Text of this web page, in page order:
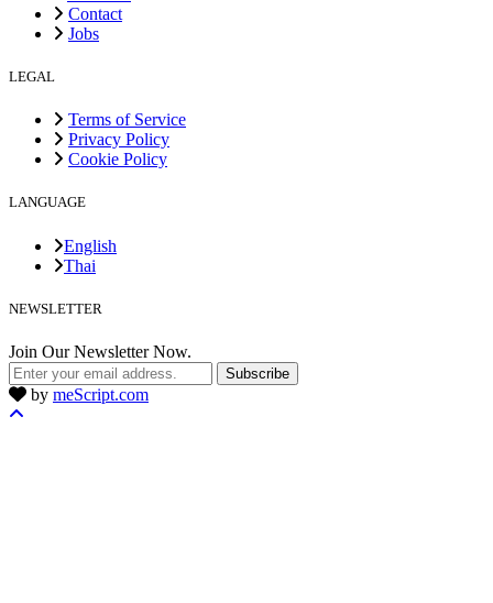
Contact
Jobs
LEGAL
Terms of Service
Privacy Policy
Cookie Policy
LANGUAGE
English
Thai
NEWSLETTER
Join Our Newsletter Now.
Subscribe
by meScript.com